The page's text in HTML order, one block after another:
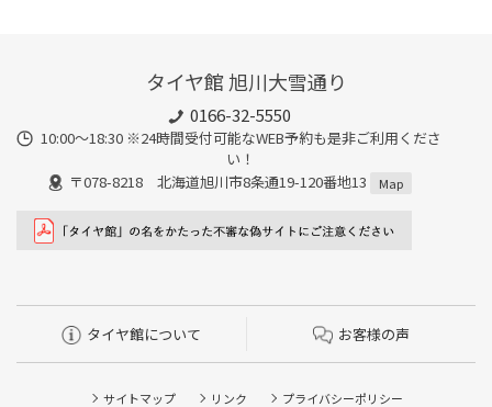
タイヤ館 旭川大雪通り
0166-32-5550
10:00～18:30 ※24時間受付可能なWEB予約も是非ご利用くださ
い！
〒078-8218 北海道旭川市8条通19-120番地13
Map
タイヤ館について お客様の声
サイトマップ リンク
プライバシーポリシー